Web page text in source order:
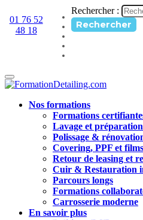
01 76 52
48 18
Rechercher :
Nos formations
Formations
Lavage et
Polissage &
Covering, PPF et
Retour de leasing et
Cuir & Restauration
Parcours longs
Formations
Carrosserie moderne
En savoir plus